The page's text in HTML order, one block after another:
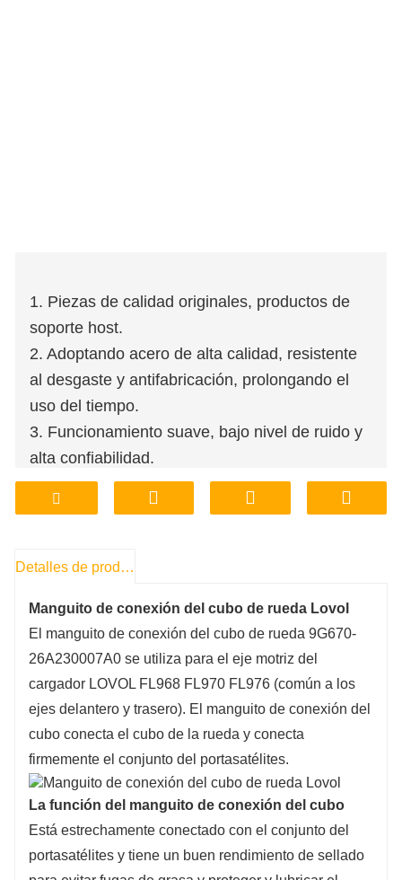
1. Piezas de calidad originales, productos de
soporte host.
2. Adoptando acero de alta calidad, resistente
al desgaste y antifabricación, prolongando el
uso del tiempo.
3. Funcionamiento suave, bajo nivel de ruido y
alta confiabilidad.
4. Tienda de fábrica, personalización de
procesamiento de soporte.
6. Almacenamiento, entrega, transporte en
Detalles de producto
Manguito de conexión del cubo de rueda Lovol
El manguito de conexión del cubo de rueda 9G670-
26A230007A0 se utiliza para el eje motriz del
cargador LOVOL FL968 FL970 FL976 (común a los
ejes delantero y trasero). El manguito de conexión del
cubo conecta el cubo de la rueda y conecta
firmemente el conjunto del portasatélites.
La función del manguito de conexión del cubo
Está estrechamente conectado con el conjunto del
portasatélites y tiene un buen rendimiento de sellado